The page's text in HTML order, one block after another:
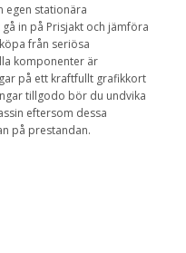
egen stationära
in på Prisjakt och jämföra
från seriösa
komponenter är
på ett kraftfullt grafikkort
tillgodo bör du undvika
eftersom dessa
på prestandan.